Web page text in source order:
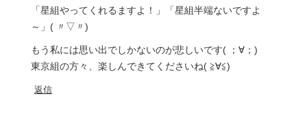
「星組やってくれるますよ！」「星組半端ないですよ
～」( 〃▽〃)
もう私には思い出でしかないのが悲しいです( ；∀；)
東京組の方々、楽しんできてくださいね( ≧∀≦)
返信